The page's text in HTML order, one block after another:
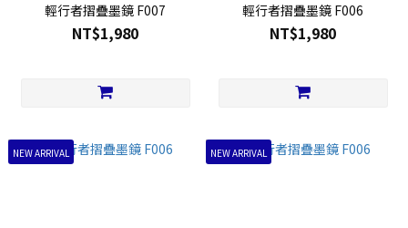
輕行者摺疊墨鏡 F007
NT$1,980
輕行者摺疊墨鏡 F006
NT$1,980
NEW ARRIVAL NEW ARRIVAL